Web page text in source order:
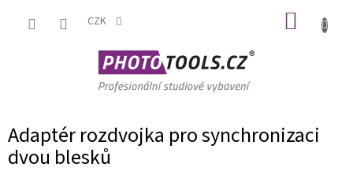
CZK
Adaptér rozdvojka pro synchronizaci
dvou blesků